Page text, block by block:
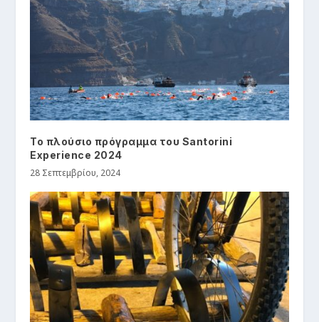
Το πλούσιο πρόγραμμα του Santorini
Experience 2024
28 Σεπτεμβρίου, 2024